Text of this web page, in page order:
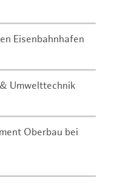
Eisenbahnhafen
Umwelttechnik
Oberbau bei